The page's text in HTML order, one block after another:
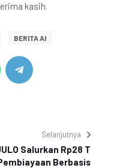
kasih.
BERITA AI
Selanjutnya
Salurkan Rp28 T
Berbasis